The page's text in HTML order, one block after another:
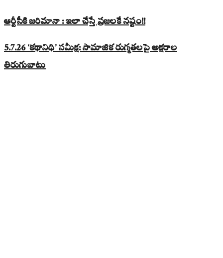
ఆర్టీసీకి జరిమానా : ఇలా చేస్తే ప్రజలకే నష్టం!!
5.7.26 ‘కథానిధి’ సమీక్ష: సామాజిక రుగ్మతలపై అక్షరాల
తిరుగుబాటు